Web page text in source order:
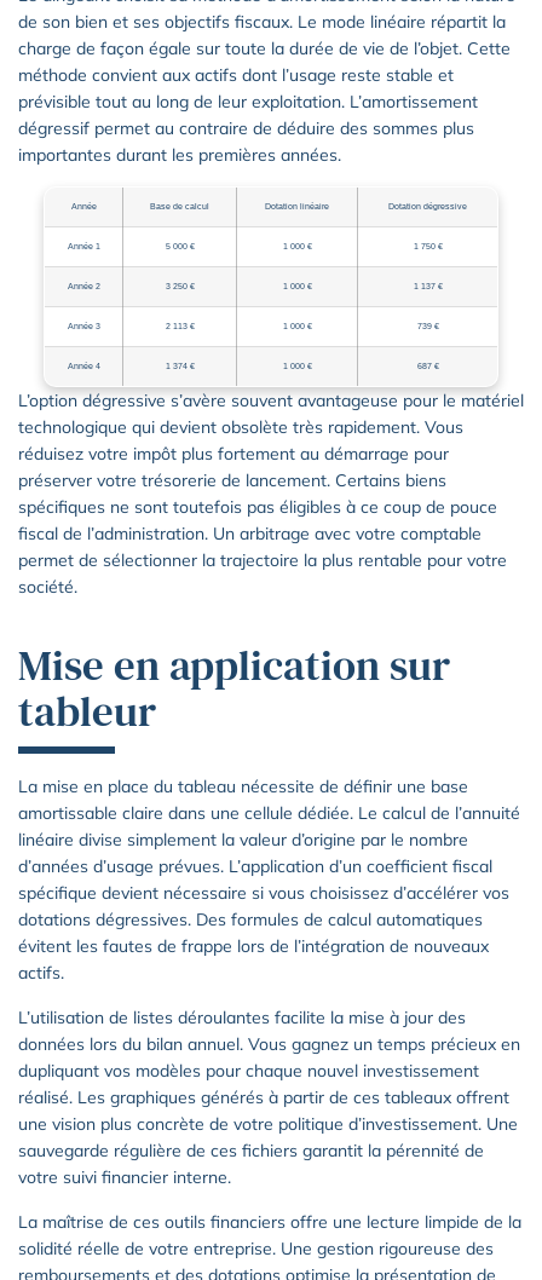
de son bien et ses objectifs fiscaux. Le mode linéaire répartit la
charge de façon égale sur toute la durée de vie de l’objet. Cette
méthode convient aux actifs dont l’usage reste stable et
prévisible tout au long de leur exploitation. L’amortissement
dégressif permet au contraire de déduire des sommes plus
importantes durant les premières années.
Année Base de calcul Dotation linéaire Dotation dégressive
Année 1 5 000 € 1 000 € 1 750 €
Année 2 3 250 € 1 000 € 1 137 €
Année 3 2 113 € 1 000 € 739 €
Année 4 1 374 € 1 000 € 687 €
L’option dégressive s’avère souvent avantageuse pour le matériel
technologique qui devient obsolète très rapidement. Vous
réduisez votre impôt plus fortement au démarrage pour
préserver votre trésorerie de lancement. Certains biens
spécifiques ne sont toutefois pas éligibles à ce coup de pouce
fiscal de l’administration. Un arbitrage avec votre comptable
permet de sélectionner la trajectoire la plus rentable pour votre
société.
Mise en application sur
tableur
La mise en place du tableau nécessite de définir une base
amortissable claire dans une cellule dédiée. Le calcul de l’annuité
linéaire divise simplement la valeur d’origine par le nombre
d’années d’usage prévues. L’application d’un coefficient fiscal
spécifique devient nécessaire si vous choisissez d’accélérer vos
dotations dégressives. Des formules de calcul automatiques
évitent les fautes de frappe lors de l’intégration de nouveaux
actifs.
L’utilisation de listes déroulantes facilite la mise à jour des
données lors du bilan annuel. Vous gagnez un temps précieux en
dupliquant vos modèles pour chaque nouvel investissement
réalisé. Les graphiques générés à partir de ces tableaux offrent
une vision plus concrète de votre politique d’investissement. Une
sauvegarde régulière de ces fichiers garantit la pérennité de
votre suivi financier interne.
La maîtrise de ces outils financiers offre une lecture limpide de la
solidité réelle de votre entreprise. Une gestion rigoureuse des
remboursements et des dotations optimise la présentation de